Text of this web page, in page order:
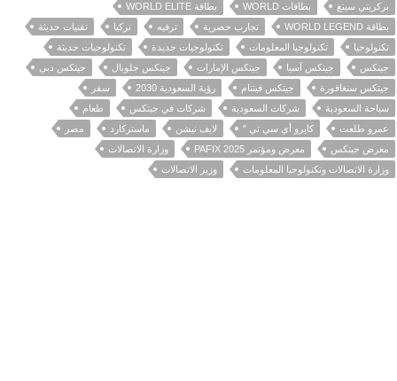
بركريتي سينغ
بطاقات WORLD
بطاقة WORLD ELITE
بطاقة WORLD LEGEND
تجارب حصرية ترفيه تركيا
تقنيات حديثة
تكنولوجيا
تكنولوجيا المعلومات تكنولوجيات جديدة
تكنولوجيات حديثة
جيتكس
جيتكس آسيا جيتكس الإمارات جيتكس جلوبال
جيتكس دبي
جيتكس سنغافورة
جيتكس فيتنام رؤية السعودية 2030
سفر
سياحة السعودية
شركات السعودية شركات في جيتكس
طعام
عمرو طلعت
كايرو أي سي تي " لايف نيشن ماستركارد
مصر
معرض جيتكس
معرض ومؤتمر PAFIX 2025
وزارة الاتصالات
وزارة الاتصالات وتكنولوجيا المعلومات
وزير الاتصالات